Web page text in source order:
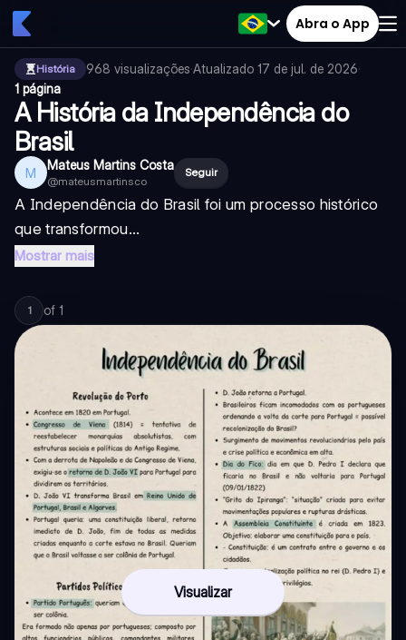
Abra o App
História 968 visualizações·Atualizado 17 de jul. de 2026·
1 página
A História da Independência do
Brasil
M Mateus Martins Costa
@mateusmartinsco
Seguir
A Independência do Brasil foi um processo histórico
que transformou...
Mostrar mais
1 of 1
Visualizar